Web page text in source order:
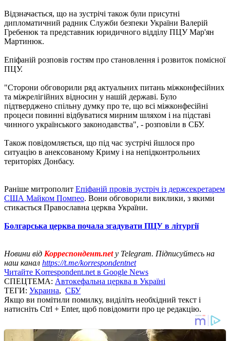
Відзначається, що на зустрічі також були присутні
дипломатичний радник Служби безпеки України Валерій
Гребенюк та представник юридичного відділу ПЦУ Мар'ян
Мартинюк.
Епіфаній розповів гостям про становлення і розвиток помісної
ПЦУ.
"Сторони обговорили ряд актуальних питань міжконфесійних
та міжрелігійних відносин у нашій державі. Було
підтверджено спільну думку про те, що всі міжконфесійні
процеси повинні відбуватися мирним шляхом і на підставі
чинного українського законодавства", - розповіли в СБУ.
Також повідомляється, що під час зустрічі йшлося про
ситуацію в анексованому Криму і на непідконтрольних
територіях Донбасу.
Раніше митрополит Епіфаній провів зустріч із держсекретарем
США Майком Помпео. Вони обговорили виклики, з якими
стикається Православна церква України.
Болгарська церква почала згадувати ПЦУ в літургії
Новини від Корреспондент.netу Telegram. Підписуйтесь на
наш канал https://t.me/korrespondentnet
Читайте Korrespondent.net в Google News
СПЕЦТЕМА: Автокефальна церква в Україні
ТЕГИ: Украина, СБУ
Якщо ви помітили помилку, виділіть необхідний текст і
натисніть Ctrl + Enter, щоб повідомити про це редакцію.